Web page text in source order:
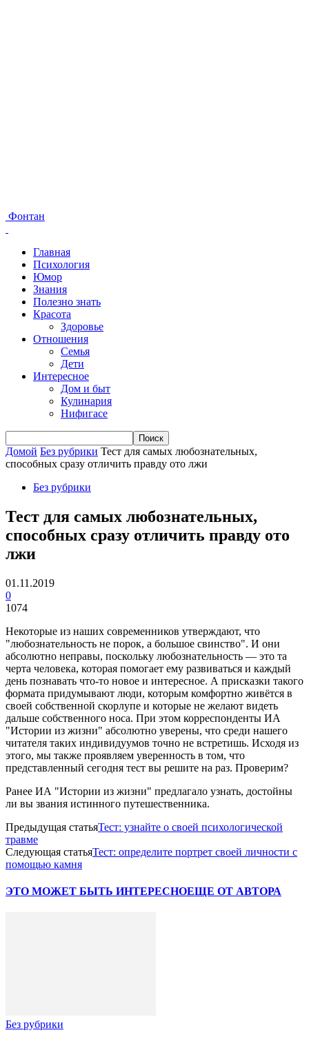
Фонтан
Главная
Психология
Юмор
Знания
Полезно знать
Красота
Здоровье
Отношения
Семья
Дети
Интересное
Дом и быт
Кулинария
Нифигасе
Домой Без рубрики Тест для самых любознательных,
способных сразу отличить правду ото лжи
Без рубрики
Тест для самых любознательных,
способных сразу отличить правду ото
лжи
01.11.2019
0
1074
Некоторые из наших современников утверждают, что
"любознательность не порок, а большое свинство". И они
абсолютно неправы, поскольку любознательность — это та
черта человека, которая помогает ему развиваться и каждый
день познавать что-то новое и интересное. А присказки такого
формата придумывают люди, которым комфортно живётся в
своей собственной скорлупе и которые не желают видеть
дальше собственного носа. При этом корреспонденты ИА
"Истории из жизни" абсолютно уверены, что среди нашего
читателя таких индивидуумов точно не встретишь. Исходя из
этого, мы также проявляем уверенность в том, что
представленный сегодня тест вы решите на раз. Проверим?
Ранее ИА "Истории из жизни" предлагало узнать, достойны
ли вы звания истинного путешественника.
Предыдущая статьяТест: узнайте о своей психологической
травме
Следующая статьяТест: определите портрет своей личности с
помощью камня
ЭТО МОЖЕТ БЫТЬ ИНТЕРЕСНОЕЩЕ ОТ АВТОРА
Без рубрики